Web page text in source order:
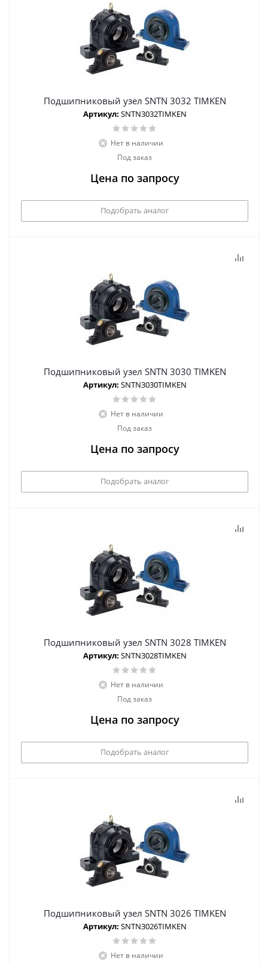
Подшипниковый узел SNTN 3032 TIMKEN
Артикул: SNTN3032TIMKEN
Нет в наличии
Под заказ
Цена по запросу
Подобрать аналог
Подшипниковый узел SNTN 3030 TIMKEN
Артикул: SNTN3030TIMKEN
Нет в наличии
Под заказ
Цена по запросу
Подобрать аналог
Подшипниковый узел SNTN 3028 TIMKEN
Артикул: SNTN3028TIMKEN
Нет в наличии
Под заказ
Цена по запросу
Подобрать аналог
Подшипниковый узел SNTN 3026 TIMKEN
Артикул: SNTN3026TIMKEN
Нет в наличии